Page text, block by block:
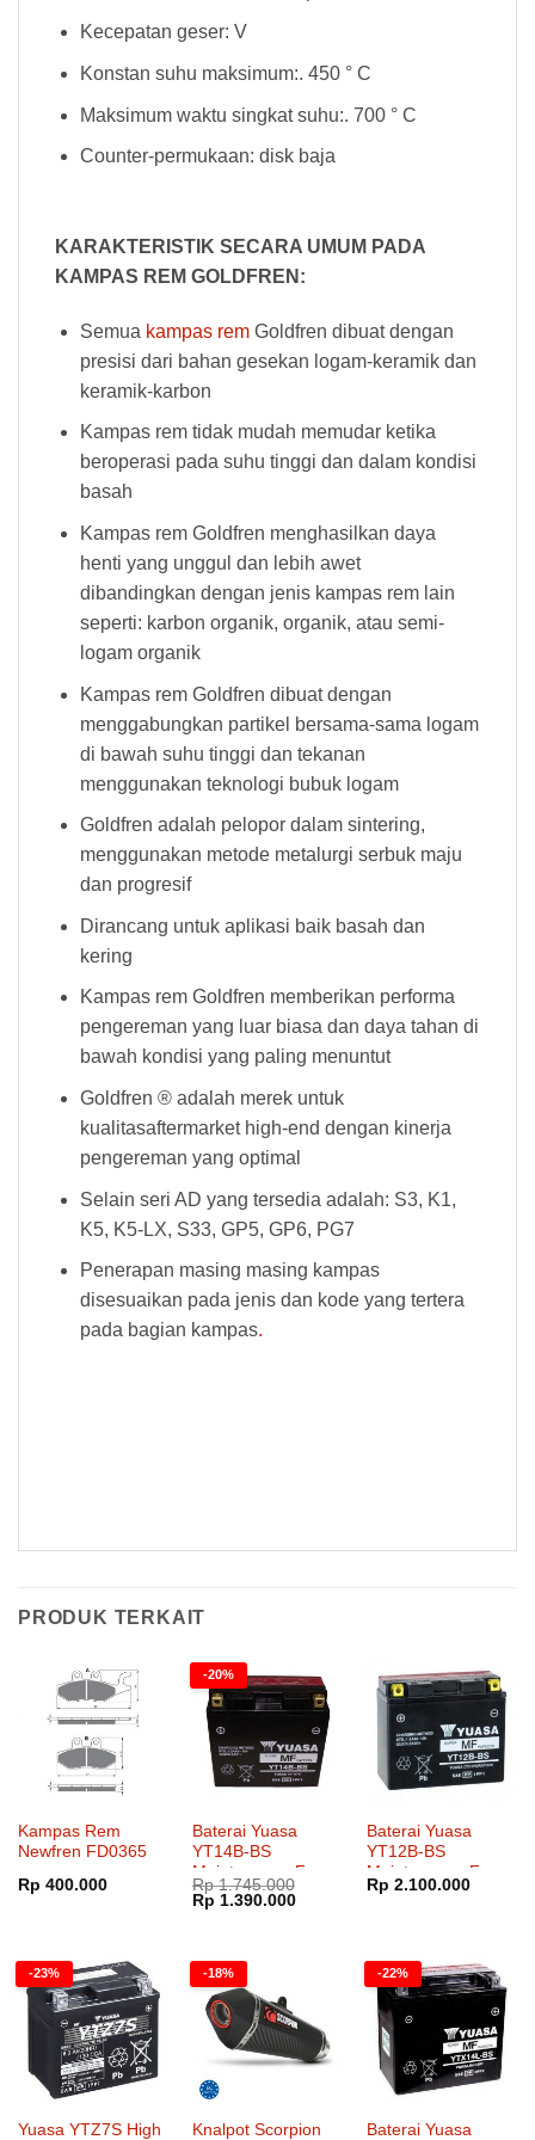
Kecepatan geser: V
Konstan suhu maksimum:. 450 ° C
Maksimum waktu singkat suhu:. 700 ° C
Counter-permukaan: disk baja
KARAKTERISTIK SECARA UMUM PADA
KAMPAS REM GOLDFREN:
Semua kampas remGoldfren dibuat dengan
presisi dari bahan gesekan logam-keramik dan
keramik-karbon
Kampas rem tidak mudah memudar ketika
beroperasi pada suhu tinggi dan dalam kondisi
basah
Kampas rem Goldfren menghasilkan daya
henti yang unggul dan lebih awet
dibandingkan dengan jenis kampas rem lain
seperti: karbon organik, organik, atau semi-
logam organik
Kampas rem Goldfren dibuat dengan
menggabungkan partikel bersama-sama logam
di bawah suhu tinggi dan tekanan
menggunakan teknologi bubuk logam
Goldfren adalah pelopor dalam sintering,
menggunakan metode metalurgi serbuk maju
dan progresif
Dirancang untuk aplikasi baik basah dan
kering
Kampas rem Goldfren memberikan performa
pengereman yang luar biasa dan daya tahan di
bawah kondisi yang paling menuntut
Goldfren ® adalah merek untuk
kualitasaftermarket high-end dengan kinerja
pengereman yang optimal
Selain seri AD yang tersedia adalah: S3, K1,
K5, K5-LX, S33, GP5, GP6, PG7
Penerapan masing masing kampas
disesuaikan pada jenis dan kode yang tertera
pada bagian kampas.
PRODUK TERKAIT
Kampas Rem
Newfren FD0365
Rp 400.000
-20%
Baterai Yuasa
YT14B-BS
Maintenance Free
Rp1.745.000
Harga
aslinya
Rp 1.390.000Harga
Rp 1.390.000.
Baterai Yuasa
YT12B-BS
Maintenance Free
Rp 2.100.000
-23%
Yuasa YTZ7S High
-18%
Knalpot Scorpion
-22%
Baterai Yuasa